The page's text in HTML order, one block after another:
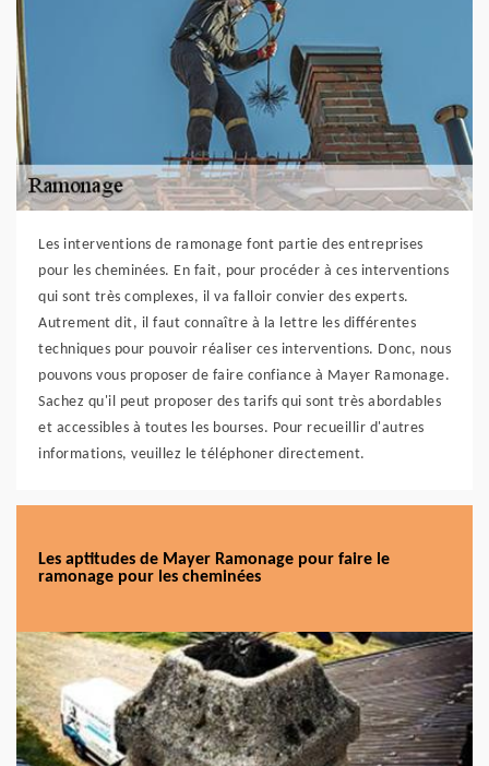
Les interventions de ramonage font partie des entreprises
pour les cheminées. En fait, pour procéder à ces interventions
qui sont très complexes, il va falloir convier des experts.
Autrement dit, il faut connaître à la lettre les différentes
techniques pour pouvoir réaliser ces interventions. Donc, nous
pouvons vous proposer de faire confiance à Mayer Ramonage.
Sachez qu'il peut proposer des tarifs qui sont très abordables
et accessibles à toutes les bourses. Pour recueillir d'autres
informations, veuillez le téléphoner directement.
Les aptitudes de Mayer Ramonage pour faire le
ramonage pour les cheminées